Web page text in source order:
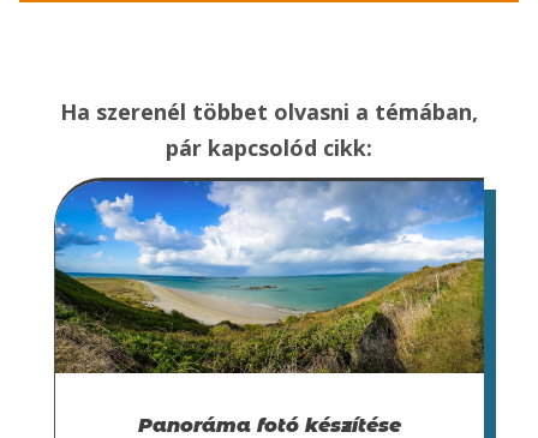
Ha szerenél többet olvasni a témában,
pár kapcsolód cikk:
Panoráma fotó készítése